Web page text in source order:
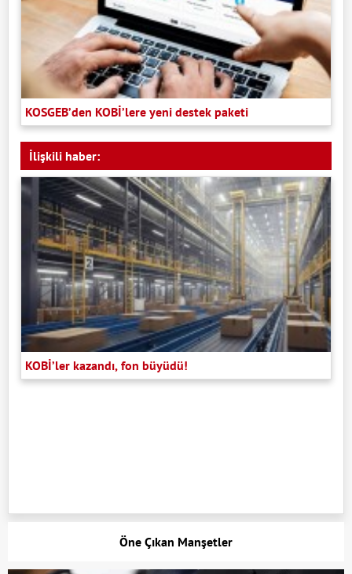
KOSGEB’den KOBİ’lere yeni destek paketi
İlişkili haber:
KOBİ’ler kazandı, fon büyüdü!
Öne Çıkan Manşetler